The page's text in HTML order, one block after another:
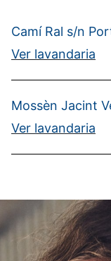
Camí Ral s/n
Ver lavandaria
Mossèn Jacint
Ver lavandaria